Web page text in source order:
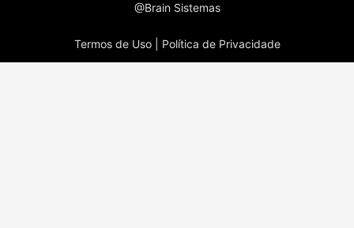
@Brain Sistemas
Termos de Uso | Política de Privacidade